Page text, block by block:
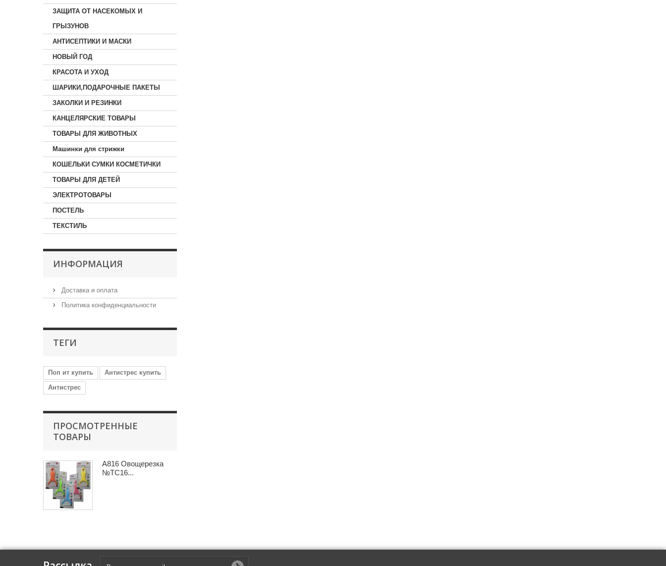
ЗАЩИТА ОТ НАСЕКОМЫХ И
ГРЫЗУНОВ
АНТИСЕПТИКИ И МАСКИ
НОВЫЙ ГОД
КРАСОТА И УХОД
ШАРИКИ,ПОДАРОЧНЫЕ ПАКЕТЫ
ЗАКОЛКИ И РЕЗИНКИ
КАНЦЕЛЯРСКИЕ ТОВАРЫ
ТОВАРЫ ДЛЯ ЖИВОТНЫХ
Машинки для стрижки
КОШЕЛЬКИ СУМКИ КОСМЕТИЧКИ
ТОВАРЫ ДЛЯ ДЕТЕЙ
ЭЛЕКТРОТОВАРЫ
ПОСТЕЛЬ
ТЕКСТИЛЬ
ИНФОРМАЦИЯ
Доставка и оплата
Политика конфиденциальности
ТЕГИ
Поп ит купить
Антистрес купить
Антистрес
ПРОСМОТРЕННЫЕ
ТОВАРЫ
A816 Овощерезка
№ТС16...